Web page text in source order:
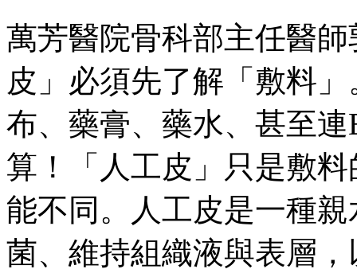
萬芳醫院骨科部主任醫
皮」必須先了解「敷料
布、藥膏、藥水、甚至
算！「人工皮」只是敷
能不同。人工皮是一種
菌、維持組織液與表層